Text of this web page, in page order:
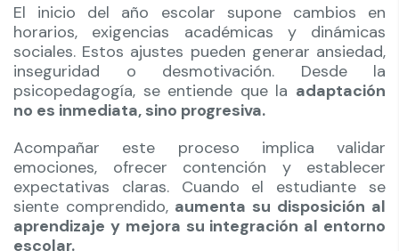
El inicio del año escolar supone cambios en
horarios, exigencias académicas y dinámicas
sociales. Estos ajustes pueden generar ansiedad,
inseguridad o desmotivación. Desde la
psicopedagogía, se entiende que la adaptación
no es inmediata, sino progresiva.
Acompañar este proceso implica validar
emociones, ofrecer contención y establecer
expectativas claras. Cuando el estudiante se
siente comprendido, aumenta su disposición al
aprendizaje y mejora su integración al entorno
escolar.